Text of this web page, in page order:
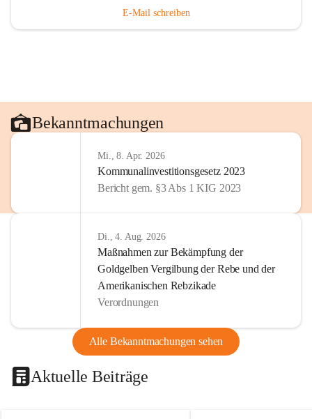
E-Mail schreiben
Bekanntmachungen
Mi., 8. Apr. 2026
Kommunalinvestitionsgesetz 2023
Bericht gem. §3 Abs 1 KIG 2023
Di., 4. Aug. 2026
Maßnahmen zur Bekämpfung der
Goldgelben Vergilbung der Rebe und der
Amerikanischen Rebzikade
Verordnungen
Alle Bekanntmachungen sehen
Aktuelle Beiträge